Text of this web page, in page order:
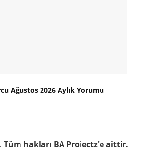
Ağustos 2026 Aylık Yorumu
, Tüm hakları BA Projectz'e aittir.